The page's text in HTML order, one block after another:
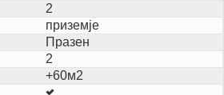
2
приземје
Празен
2
+60м2